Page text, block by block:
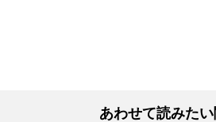
あわせて読みた